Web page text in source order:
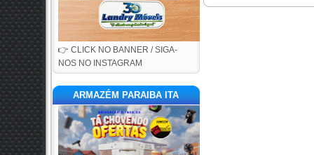
👉 CLICK NO BANNER / SIGA-
NOS NO INSTAGRAM
ARMAZÉM PARAIBA ITA